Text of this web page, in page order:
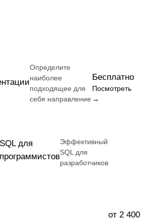
Определите
наиболее
подходящее для
себя направление
Бесплатно
Посмотреть
→
SQL для
программистов
Эффективный
SQL для
разработчиков
от 2